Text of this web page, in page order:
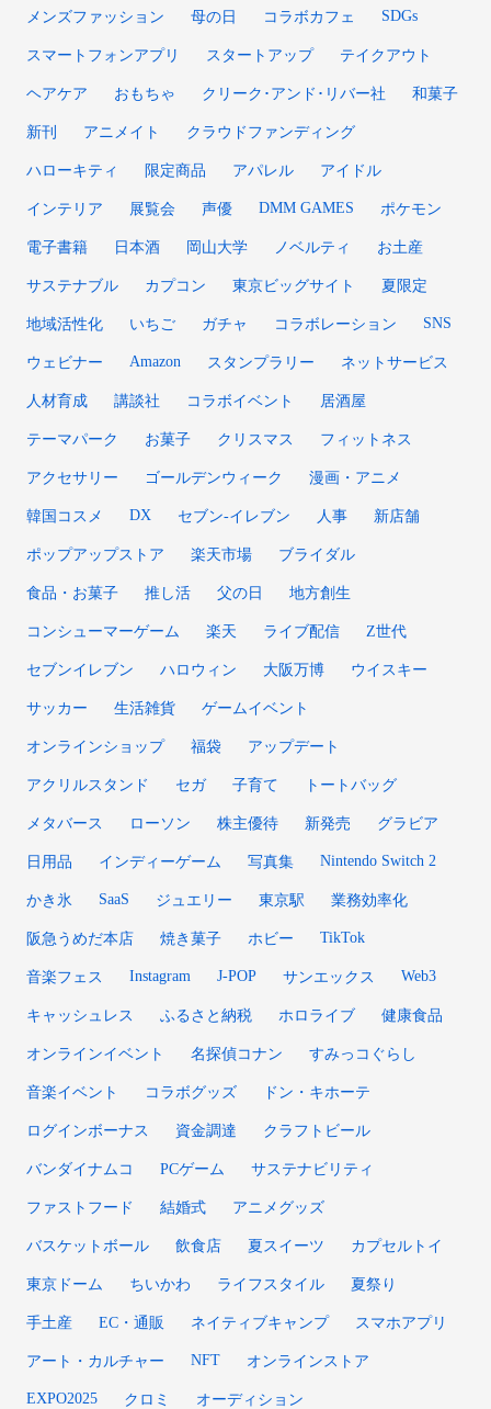
メンズファッション 母の日 コラボカフェ SDGs
スマートフォンアプリ スタートアップ テイクアウト
ヘアケア おもちゃ クリーク･アンド･リバー社 和菓子
新刊 アニメイト クラウドファンディング
ハローキティ 限定商品 アパレル アイドル
インテリア 展覧会 声優 DMM GAMES ポケモン
電子書籍 日本酒 岡山大学 ノベルティ お土産
サステナブル カプコン 東京ビッグサイト 夏限定
地域活性化 いちご ガチャ コラボレーション SNS
ウェビナー Amazon スタンプラリー ネットサービス
人材育成 講談社 コラボイベント 居酒屋
テーマパーク お菓子 クリスマス フィットネス
アクセサリー ゴールデンウィーク 漫画・アニメ
韓国コスメ DX セブン‐イレブン 人事 新店舗
ポップアップストア 楽天市場 ブライダル
食品・お菓子 推し活 父の日 地方創生
コンシューマーゲーム 楽天 ライブ配信 Z世代
セブンイレブン ハロウィン 大阪万博 ウイスキー
サッカー 生活雑貨 ゲームイベント
オンラインショップ 福袋 アップデート
アクリルスタンド セガ 子育て トートバッグ
メタバース ローソン 株主優待 新発売 グラビア
日用品 インディーゲーム 写真集 Nintendo Switch 2
かき氷 SaaS ジュエリー 東京駅 業務効率化
阪急うめだ本店 焼き菓子 ホビー TikTok
音楽フェス Instagram J-POP サンエックス Web3
キャッシュレス ふるさと納税 ホロライブ 健康食品
オンラインイベント 名探偵コナン すみっコぐらし
音楽イベント コラボグッズ ドン・キホーテ
ログインボーナス 資金調達 クラフトビール
バンダイナムコ PCゲーム サステナビリティ
ファストフード 結婚式 アニメグッズ
バスケットボール 飲食店 夏スイーツ カプセルトイ
東京ドーム ちいかわ ライフスタイル 夏祭り
手土産 EC・通販 ネイティブキャンプ スマホアプリ
アート・カルチャー NFT オンラインストア
EXPO2025 クロミ オーディション